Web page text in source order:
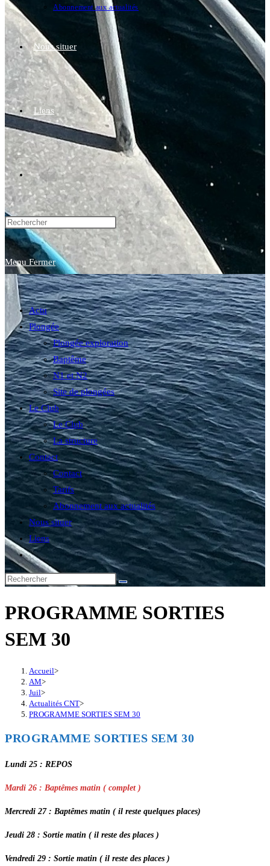
Abonnement aux actualités
Nous situer
Liens
Toggle
website
search
Menu Fermer
Actu
Plongée
Plongée exploration
Baptême
N1 et N2
Site de plongées
Le Club
Le Club
La structure
Contact
Contact
Tarifs
Abonnement aux actualités
Nous situer
Liens
Toggle
website
search
PROGRAMME SORTIES
SEM 30
Accueil>
AM>
Juil>
Actualités CNT>
PROGRAMME SORTIES SEM 30
PROGRAMME SORTIES SEM 30
Lundi 25 : REPOS
Mardi 26 : Baptêmes matin ( complet )
Mercredi 27 : Baptêmes matin ( il reste quelques places)
Jeudi 28 : Sortie matin ( il reste des places )
Vendredi 29 : Sortie matin ( il reste des places )